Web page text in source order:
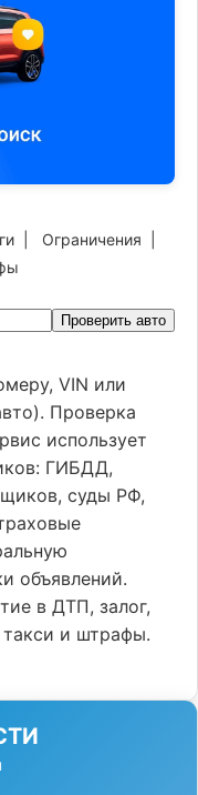
Ограничения
Проверить авто
VIN или
Проверка
использует
ГИБДД,
суды РФ,
объявлений.
в ДТП, залог,
такси и штрафы.